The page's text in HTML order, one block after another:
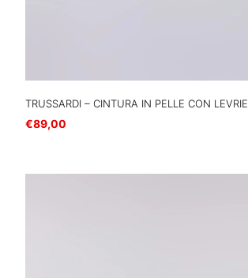
TRUSSARDI – CINTURA IN PELLE CON
€89,00